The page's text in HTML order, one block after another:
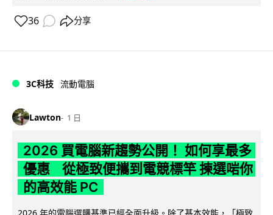
36 分享
3C科技 流動電腦
Lawton 1 日
2026 買電腦新趨勢公開！ 如何享最多
優惠 從極致便攜到電競標竿 揀選啱你
的高效能 PC